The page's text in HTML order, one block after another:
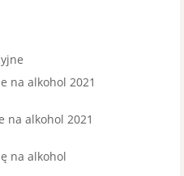
na alkohol 2021
na alkohol 2021
na alkohol